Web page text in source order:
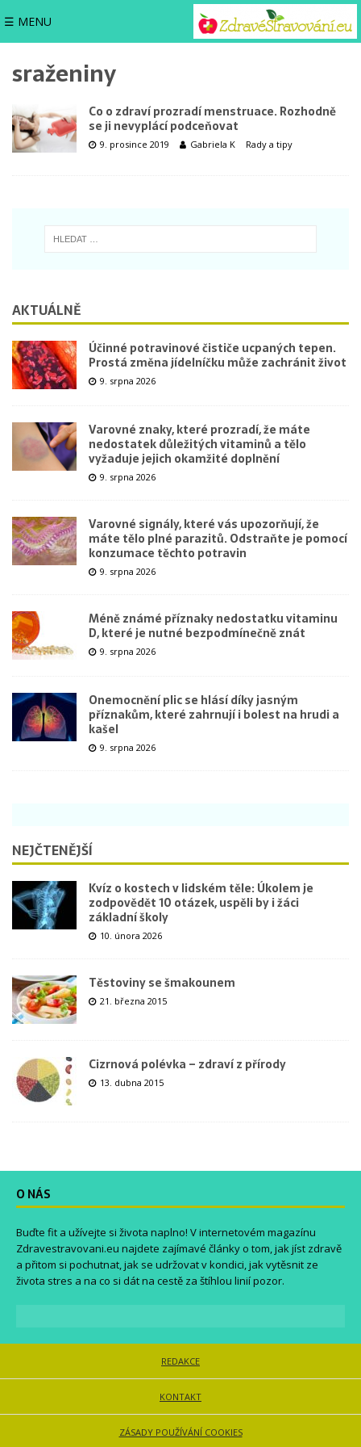
☰ MENU
sraženiny
Co o zdraví prozradí menstruace. Rozhodně
se ji nevyplácí podceňovat
9. prosince 2019 Gabriela K Rady a tipy
AKTUÁLNĚ
Účinné potravinové čističe ucpaných tepen.
Prostá změna jídelníčku může zachránit život
9. srpna 2026
Varovné znaky, které prozradí, že máte
nedostatek důležitých vitaminů a tělo
vyžaduje jejich okamžité doplnění
9. srpna 2026
Varovné signály, které vás upozorňují, že
máte tělo plné parazitů. Odstraňte je pomocí
konzumace těchto potravin
9. srpna 2026
Méně známé příznaky nedostatku vitaminu
D, které je nutné bezpodmínečně znát
9. srpna 2026
Onemocnění plic se hlásí díky jasným
příznakům, které zahrnují i bolest na hrudi a
kašel
9. srpna 2026
NEJČTENĚJŠÍ
Kvíz o kostech v lidském těle: Úkolem je
zodpovědět 10 otázek, uspěli by i žáci
základní školy
10. února 2026
Těstoviny se šmakounem
21. března 2015
Cizrnová polévka – zdraví z přírody
13. dubna 2015
O NÁS
Buďte fit a užívejte si života naplno! V internetovém magazínu
Zdravestravovani.eu najdete zajímavé články o tom, jak jíst zdravě
a přitom si pochutnat, jak se udržovat v kondici, jak vytěsnit ze
života stres a na co si dát na cestě za štíhlou linií pozor.
REDAKCE
KONTAKT
ZÁSADY POUŽÍVÁNÍ COOKIES